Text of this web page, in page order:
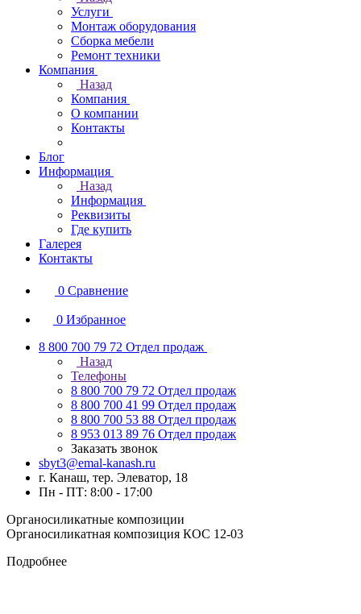
Услуги
Монтаж оборудования
Сборка мебели
Ремонт техники
Компания
Назад
Компания
О компании
Контакты
Блог
Информация
Назад
Информация
Реквизиты
Где купить
Галерея
Контакты
0 Сравнение
0 Избранное
8 800 700 79 72 Отдел продаж
Назад
Телефоны
8 800 700 79 72 Отдел продаж
8 800 700 41 99 Отдел продаж
8 800 700 53 88 Отдел продаж
8 953 013 89 76 Отдел продаж
Заказать звонок
sbyt3@emal-kanash.ru
г. Канаш, тер. Элеватор, 18
Пн - ПТ: 8:00 - 17:00
Органосиликатные композиции
Органосиликатная композиция КОС 12-03
Подробнее